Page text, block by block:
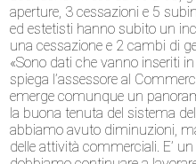
aperture, 3 cessazioni e 5
ed estetisti hanno subito un
una cessazione e 2 cambi di
«Sono dati che vanno inseriti
spiega l’assessore al
emerge comunque un
la buona tenuta del sistema
abbiamo avuto diminuzioni,
delle attività commerciali. E’